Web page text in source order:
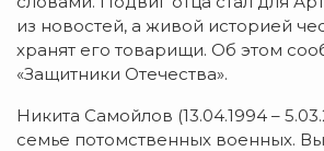
из новостей, а живой историей
хранят его товарищи. Об этом
«Защитники Отечества».
Никита Самойлов (13.04.1994 –
семье потомственных военных.